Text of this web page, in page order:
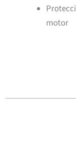
motor